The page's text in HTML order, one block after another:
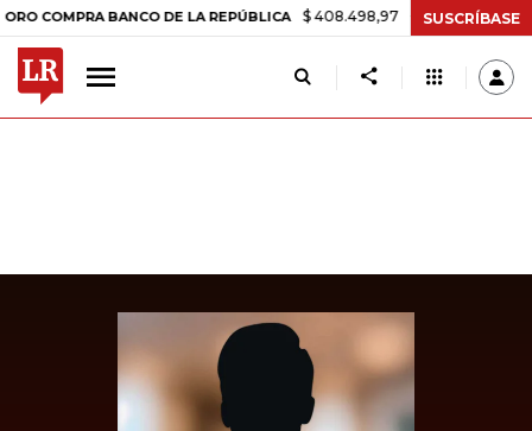
BANCO DE LA REPÚBLICA $ 408.498,97 +$ 8.753,81 +2,19%
SUSCRÍBASE